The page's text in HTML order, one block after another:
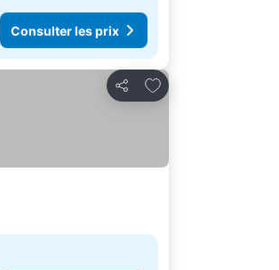
Consulter les prix
Partager
Ajouter à mes favoris